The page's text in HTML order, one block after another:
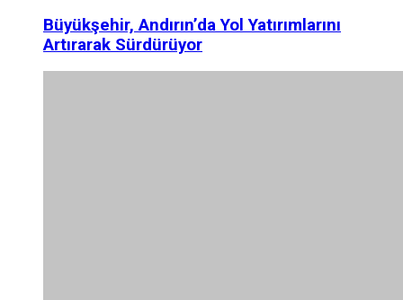
Büyükşehir, Andırın’da Yol Yatırımlarını
Artırarak Sürdürüyor